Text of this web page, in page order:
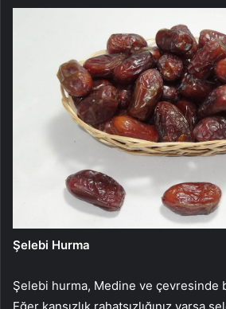
Şelebi Hurma
Şelebi hurma, Medine ve çevresinde